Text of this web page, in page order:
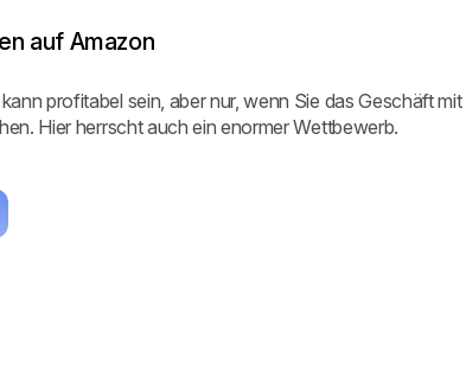
auf Amazon
profitabel sein, aber nur, wenn Sie das Geschäft mit
Hier herrscht auch ein enormer Wettbewerb.‍